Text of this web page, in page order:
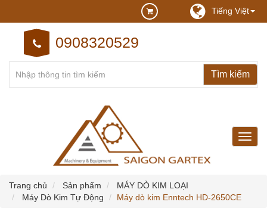
Tiếng Việt
0908320529
may
may
Trang chủ
Sản phẩm
MÁY DÒ KIM LOẠI
Máy Dò Kim Tự Động
Máy dò kim Enntech HD-2650CE